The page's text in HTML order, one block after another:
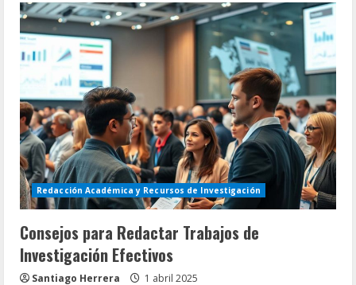
de
revistas
bibliotecarias
y
opiniones
de
expertos
Redacción Académica y Recursos de Investigación
Consejos para Redactar Trabajos de
Investigación Efectivos
Santiago Herrera 1 abril 2025